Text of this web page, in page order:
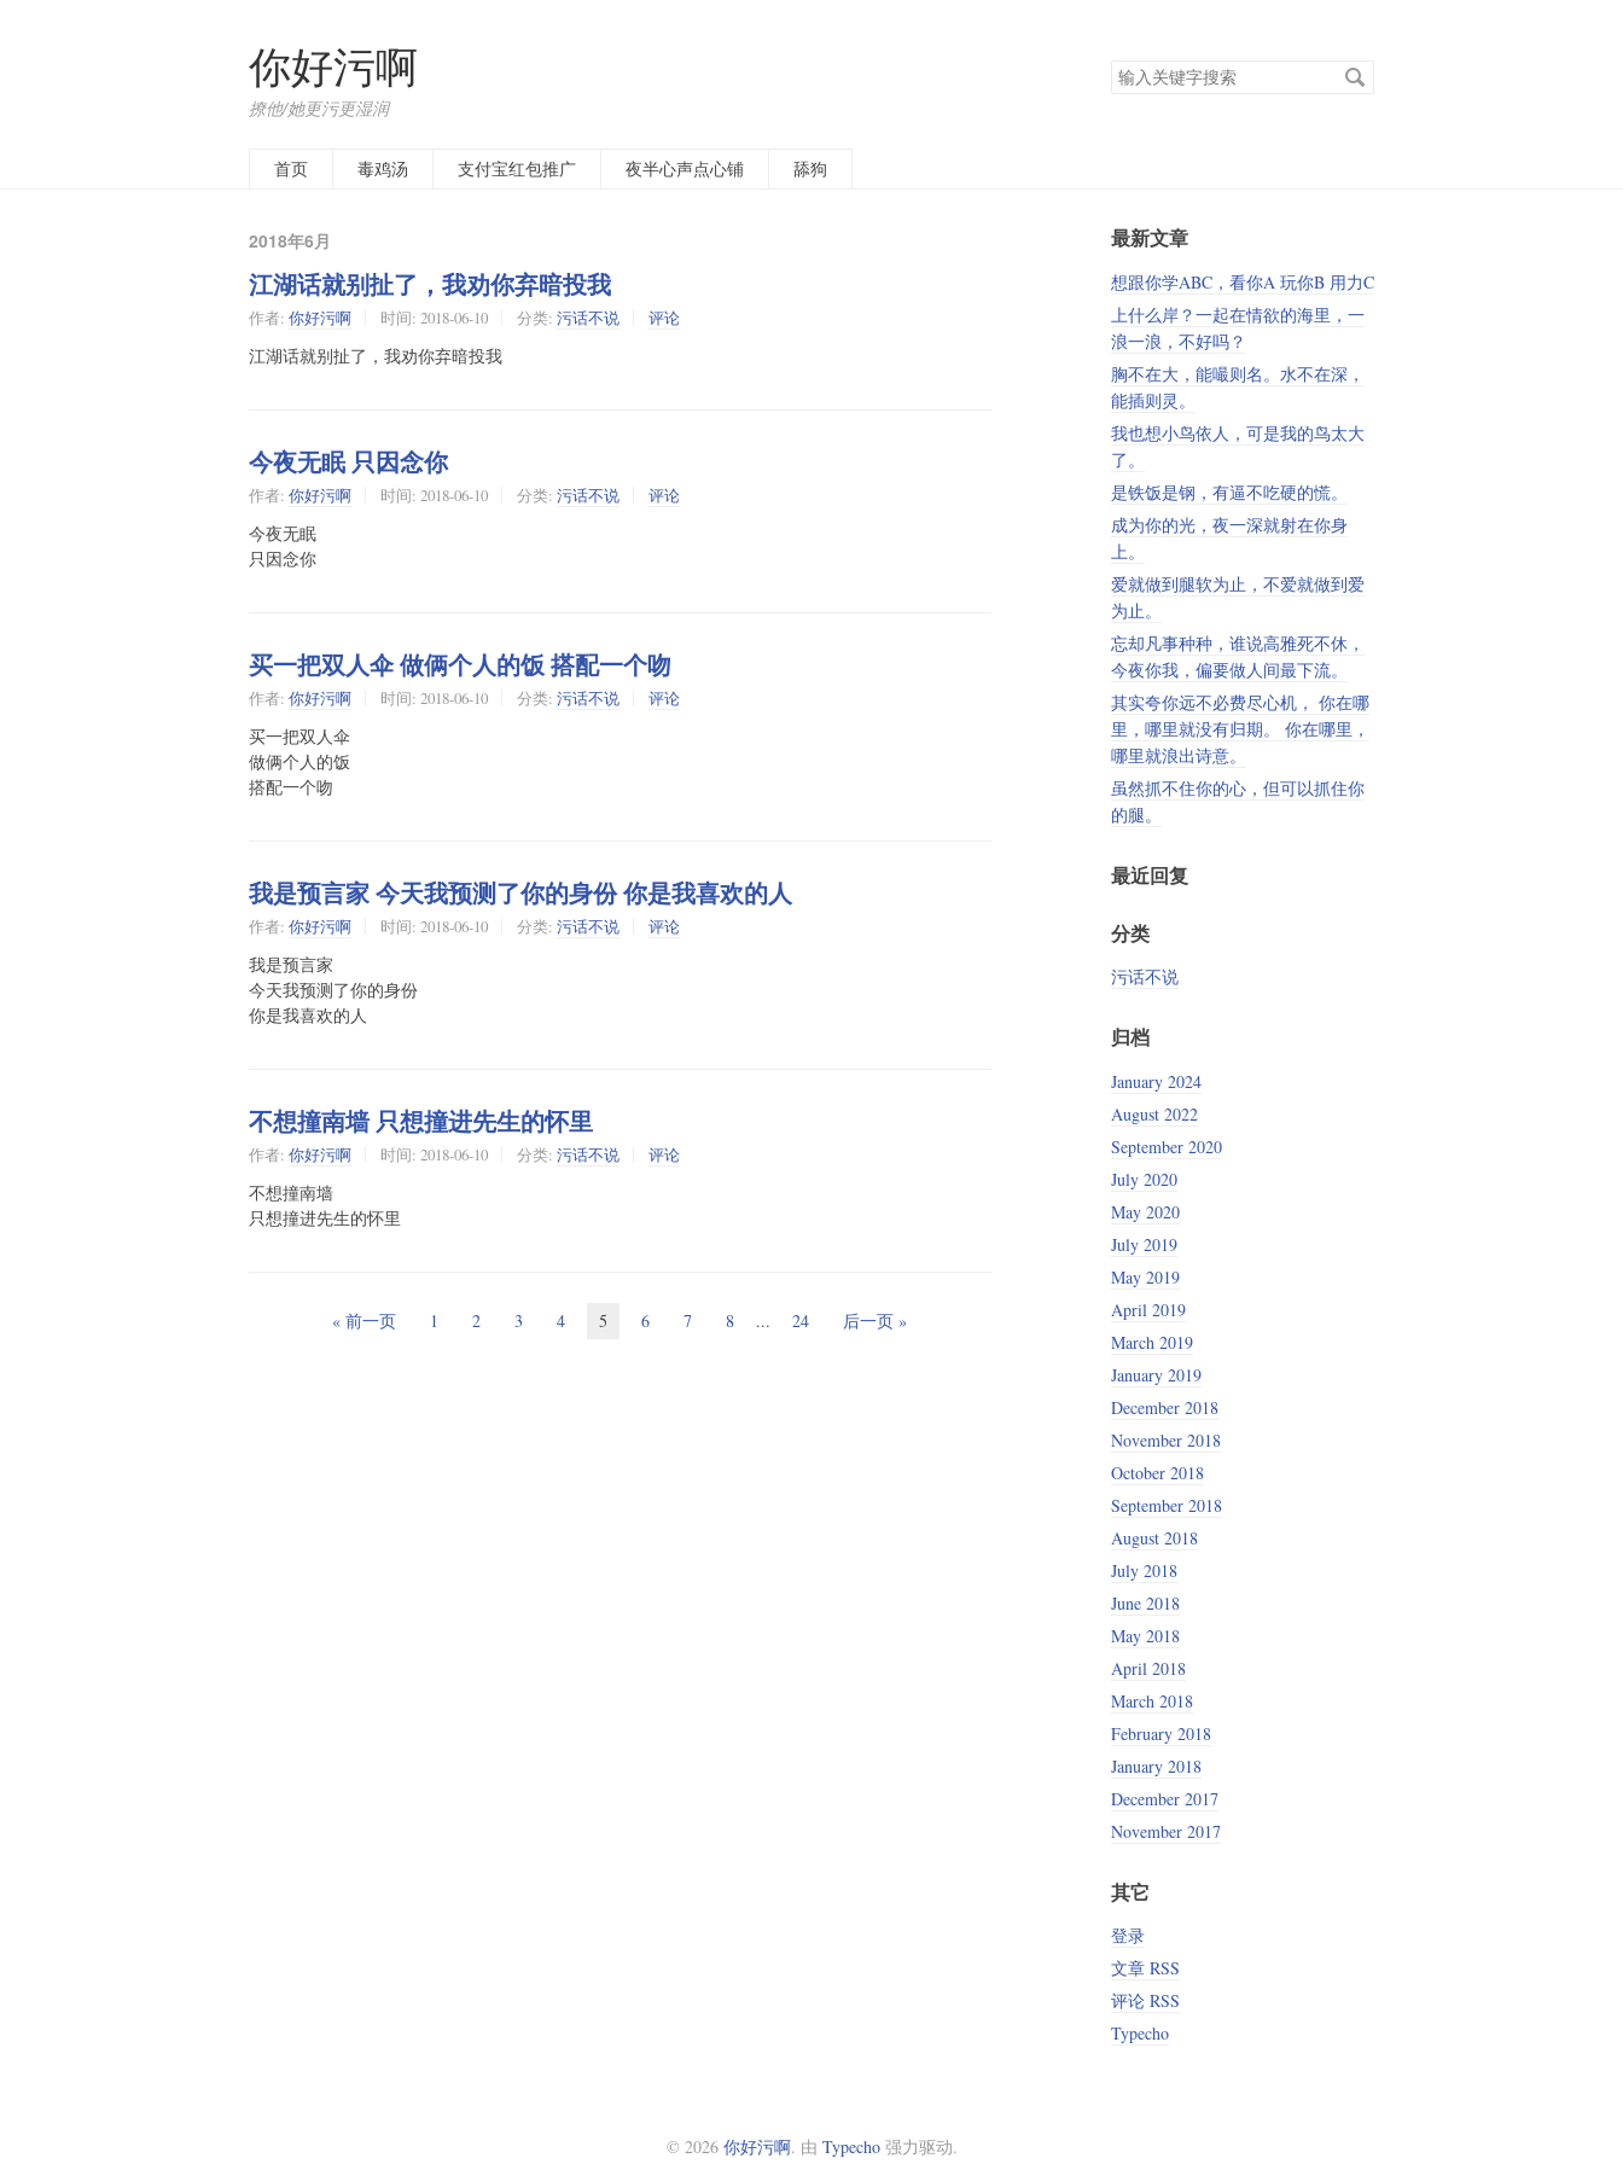
你好污啊
撩他/她更污更湿润
搜
索
首页
毒鸡汤 支付宝红包推广 夜半心声点心铺 舔狗
2018年6月
江湖话就别扯了，我劝你弃暗投我
作者: 你好污啊 时间: 2018-06-10 分类: 污话不说 评论
江湖话就别扯了，我劝你弃暗投我
今夜无眠 只因念你
作者: 你好污啊 时间: 2018-06-10 分类: 污话不说 评论
今夜无眠
只因念你
买一把双人伞 做俩个人的饭 搭配一个吻
作者: 你好污啊 时间: 2018-06-10 分类: 污话不说 评论
买一把双人伞
做俩个人的饭
搭配一个吻
我是预言家 今天我预测了你的身份 你是我喜欢的人
作者: 你好污啊 时间: 2018-06-10 分类: 污话不说 评论
我是预言家
今天我预测了你的身份
你是我喜欢的人
不想撞南墙 只想撞进先生的怀里
作者: 你好污啊 时间: 2018-06-10 分类: 污话不说 评论
不想撞南墙
只想撞进先生的怀里
« 前一页 1 2 3 4 5 6 7 8 ... 24 后一页 »
最新文章
想跟你学ABC，看你A 玩你B 用力C
上什么岸？一起在情欲的海里，一
浪一浪，不好吗？
胸不在大，能嘬则名。水不在深，
能插则灵。
我也想小鸟依人，可是我的鸟太大
了。
是铁饭是钢，有逼不吃硬的慌。
成为你的光，夜一深就射在你身
上。
爱就做到腿软为止，不爱就做到爱
为止。
忘却凡事种种，谁说高雅死不休，
今夜你我，偏要做人间最下流。
其实夸你远不必费尽心机， 你在哪
里，哪里就没有归期。 你在哪里，
哪里就浪出诗意。
虽然抓不住你的心，但可以抓住你
的腿。
最近回复
分类
污话不说
归档
January 2024
August 2022
September 2020
July 2020
May 2020
July 2019
May 2019
April 2019
March 2019
January 2019
December 2018
November 2018
October 2018
September 2018
August 2018
July 2018
June 2018
May 2018
April 2018
March 2018
February 2018
January 2018
December 2017
November 2017
其它
登录
文章 RSS
评论 RSS
Typecho
© 2026 你好污啊. 由 Typecho强力驱动.